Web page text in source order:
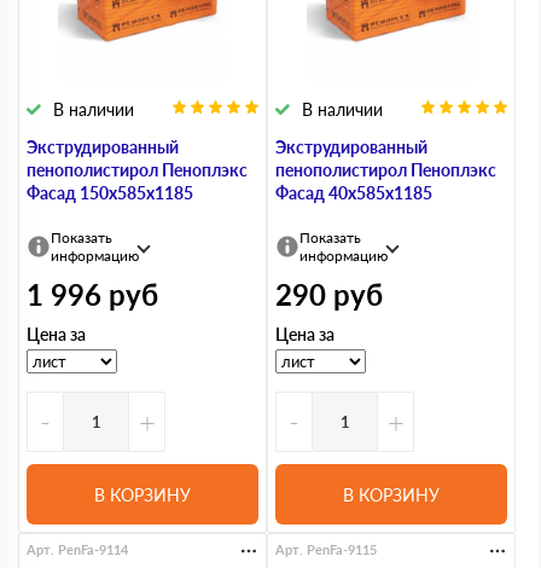
Экструдированный
пенополистирол Пеноплэкс
Фасад 150х585х1185
В наличии
Показать
информацию
1 996 руб
Цена за
- +
В КОРЗИНУ
Экструдированный
пенополистирол Пеноплэкс
Фасад 40х585х1185
В наличии
Показать
информацию
290 руб
Цена за
- +
В КОРЗИНУ
Арт. PenFa-9114 Арт. PenFa-9115